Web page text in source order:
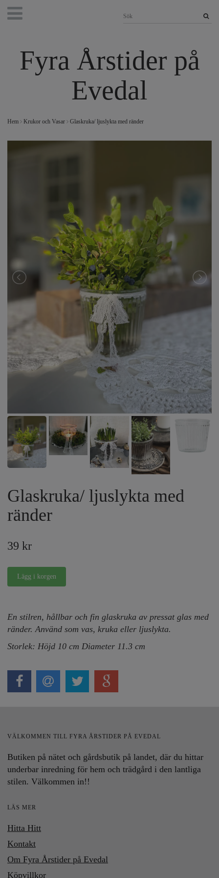
Fyra Årstider på
Evedal
Hem Krukor och Vasar Glaskruka/ ljuslykta med ränder
Glaskruka/ ljuslykta med
ränder
39 kr
En stilren, hållbar och fin glaskruka av pressat glas med
ränder. Använd som vas, kruka eller ljuslykta.
Storlek: Höjd 10 cm Diameter 11.3 cm
VÄLKOMMEN TILL FYRA ÅRSTIDER PÅ EVEDAL
Butiken på nätet och gårdsbutik på landet, där du hittar
underbar inredning för hem och trädgård i den lantliga
stilen. Välkommen in!!
LÄS MER
Hitta Hitt
Kontakt
Om Fyra Årstider på Evedal
Köpvillkor